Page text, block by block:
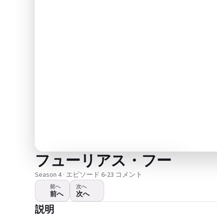
ビデオが再生されません
フューリアス・フー
Season 4 · エピソード 6•23 コメント
前へ
前へ
次へ
次へ
説明